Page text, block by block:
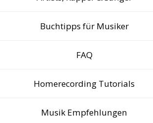
Buchtipps für Musiker
FAQ
Homerecording Tutorials
Musik Empfehlungen